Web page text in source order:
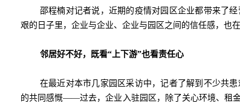
邵程楠对记者说，近期的疫情对园区企业都带来了
艰的日子里，企业与企业、企业与园区之间的信任感，也在
邻居好不好，既看“上下游”也看责任心
在最近对本市几家园区采访中，记者了解到不少共
的共同感慨——过去，企业入驻园区，除了关心环境、租